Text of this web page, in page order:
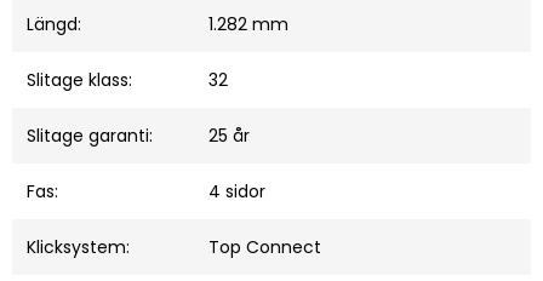
Längd: 1.282 mm
Slitage klass: 32
Slitage garanti: 25 år
Fas: 4 sidor
Klicksystem: Top Connect